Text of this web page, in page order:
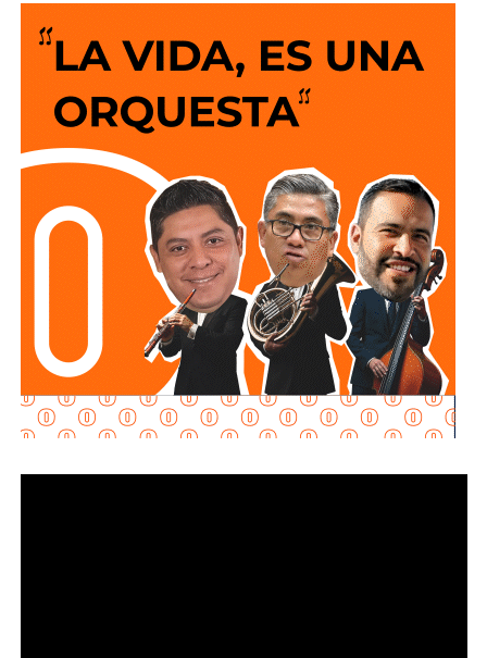
ingenieros viales o expertos de turno la solución
siempre es que el peatón suba y baje 200 escalones
de horribles estructuras de hierroo que los autos
sigan a 100 km/h sobre un puente o paso a desnivel.
No soy un experto en ingeniería urbana, por lo que no
pretendo entrar en detalles técnicos de si está bien o mal
hecho, por eso me centro en losdebates que quieren
forzar las páginas de Facebookque se llaman medios
de prensa.
Pocas veces he visto medios cuestionar la constante
construcción de estructura cochista que lejos de mejorar la
movilidad, como dicen los boletines oficiales, tienden
solamente a
favorecer la velocidad
¿Quién se acuerda de los peatones? ¿Quién piensa
en el que quiere cruzar la calle sin tener que subirse